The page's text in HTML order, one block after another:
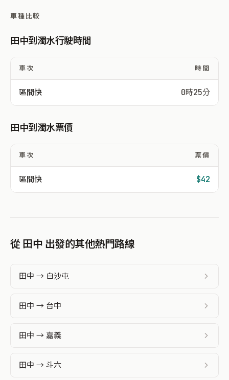
車種比較
田中到濁水行駛時間
車次 時間
區間快 0時25分
田中到濁水票價
車次 票價
區間快 $42
從 田中 出發的其他熱門路線
田中 → 白沙屯
田中 → 台中
田中 → 嘉義
田中 → 斗六